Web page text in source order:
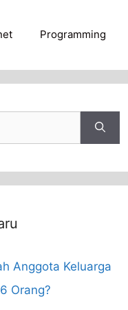
Programming
Anggota Keluarga
Orang?